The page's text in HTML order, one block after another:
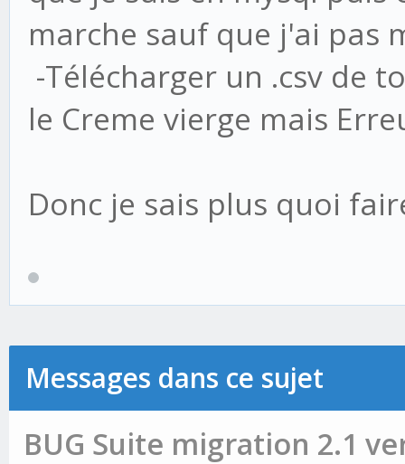
marche sauf que j'ai pas
-Télécharger un .csv de
le Creme vierge mais
Donc je sais plus quoi
Messages dans ce sujet
BUG Suite migration 2.1